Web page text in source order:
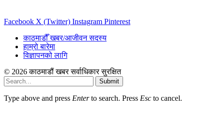
Facebook X (Twitter) Instagram Pinterest
काठमाडौँ खबर/आजीवन सदस्य
हाम्रो बारेमा
विज्ञापनको लागि
© 2026 काठमाडौं खबर सर्वाधिकार सुरक्षित
Submit
Type above and press Enterto search. Press Esc to cancel.